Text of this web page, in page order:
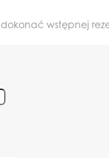
dokonać wstępnej